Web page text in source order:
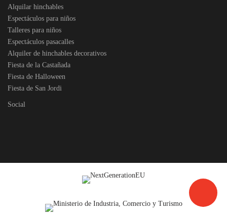
Alquilar hinchables
Espectáculos para niños
Talleres para niños
Espectáculos pasacalles
Alquiler de hinchables decorativos
Fiesta de la Castañada
Fiesta de Halloween
Fiesta de San Jordi
Social